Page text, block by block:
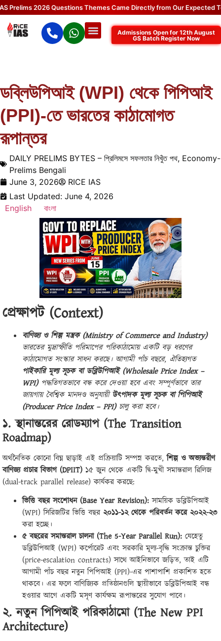
2026 Questions Themes Came Directly from Our Expected
Admissions Open for 12th August
GS Batch Register Now
ডব্লিউপিআই (WPI) থেকে পিপিআই
(PPI)-তে ভারতের কাঠামোগত
রূপান্তর
DAILY PRELIMS BYTES – প্রিলিমসে সফলতার নিখুঁত পথ, Economy-
Prelims Bengali
June 3, 2026
RICE IAS
Last Updated: June 4, 2026
English
বাংলা
প্রেক্ষাপট (Context)
বাণিজ্য ও শিল্প মন্ত্রক (Ministry of Commerce and Industry)
ভারতের মুদ্রাস্ফীতি পরিমাপের পরিকাঠামোয় একটি বড় ধরণের
কাঠামোগত সংস্কার সাধন করছে। আগামী পাঁচ বছরে, ঐতিহ্যগত
পাইকারি মূল্য সূচক বা ডব্লিউপিআই (Wholesale Price Index –
WPI)পদ্ধতিগতভাবে বন্ধ করে দেওয়া হবে এবং সম্পূর্ণভাবে তার
জায়গায় বৈশ্বিক মানদণ্ড অনুযায়ীউৎপাদক মূল্য সূচক বা পিপিআই
(Producer Price Index – PPI)চালু করা হবে।
১. স্থানান্তরের রোডম্যাপ (The Transition
Roadmap)
অর্থনৈতিক কোনো বিঘ্ন ছাড়াই এই প্রক্রিয়াটি সম্পন্ন করতে,শিল্প ও অভ্যন্তরীণ
বাণিজ্য প্রচার বিভাগ (DPIIT) ১৫ জুন থেকে একটি দ্বি-মুখী সমান্তরাল রিলিজ
(dual-track parallel release) কার্যকর করছে:
ভিত্তি বছর সংশোধন (Base Year Revision): সাময়িক ডব্লিউপিআই
(WPI) সিরিজটির ভিত্তি বছর ২০১১-১২ থেকে পরিবর্তন করে ২০২২-২৩
করা হচ্ছে।
৫ বছরের সমান্তরাল চালনা (The 5-Year Parallel Run): যেহেতু
ডব্লিউপিআই (WPI) কর্পোরেট এবং সরকারি মূল্য-বৃদ্ধি সংক্রান্ত চুক্তির
(price-escalation contracts) সাথে আইনিভাবে জড়িত, তাই এটি
আগামী পাঁচ বছর নতুন পিপিআই (PPI)-এর পাশাপাশি প্রকাশিত হতে
থাকবে। এর ফলে বাণিজ্যিক প্রতিষ্ঠানগুলি স্থায়ীভাবে ডব্লিউপিআই বন্ধ
হওয়ার আগে একটি মসৃণ কার্যক্ষম রূপান্তরের সুযোগ পাবে।
২. নতুন পিপিআই পরিকাঠামো (The New PPI
Architecture)